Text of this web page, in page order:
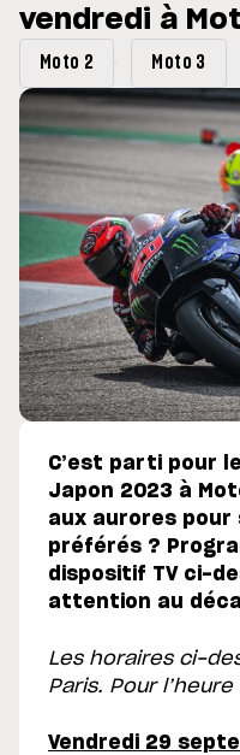
du GP de Grande-
vendredi à
Moto 2 Moto 3
C’est parti pour
Japon 2023 à
aux aurores pour
préférés ?
dispositif TV ci-
attention au
Les horaires ci-
Paris. Pour
Vendredi 29